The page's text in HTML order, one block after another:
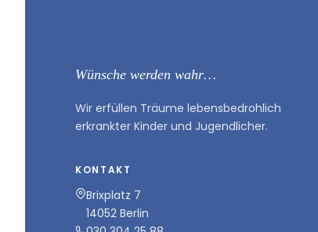
Wünsche werden wahr…
Wir erfüllen Träume lebensbedrohlich
erkrankter Kinder und Jugendlicher.
KONTAKT
Brixplatz 7
14052 Berlin